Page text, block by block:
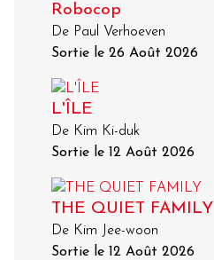
Robocop
De Paul Verhoeven
Sortie le 26 Août 2026
L'ÎLE
De Kim Ki-duk
Sortie le 12 Août 2026
THE QUIET FAMILY
De Kim Jee-woon
Sortie le 12 Août 2026